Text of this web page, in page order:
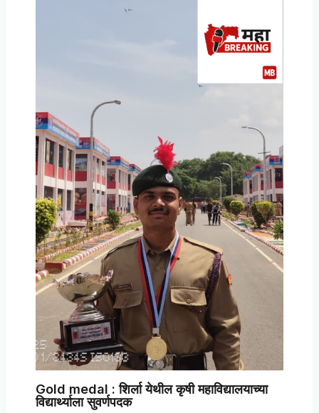
Gold medal : शिर्ला येथील कृषी महाविद्यालयाच्या
विद्यार्थ्याला सुवर्णपदक